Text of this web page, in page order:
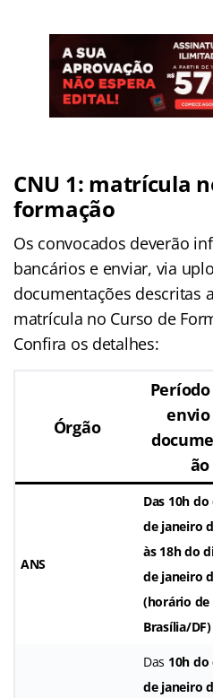
CNU 1: matrícula
formação
Os convocados deverão
bancários e enviar, via
documentações descritas
matrícula no Curso de
Confira os detalhes:
Órgão
envio
ão
ANS
Das 10h do
de janeiro
às 18h do
de janeiro
(horário de
Brasília/DF)
Das 10h do
de janeiro